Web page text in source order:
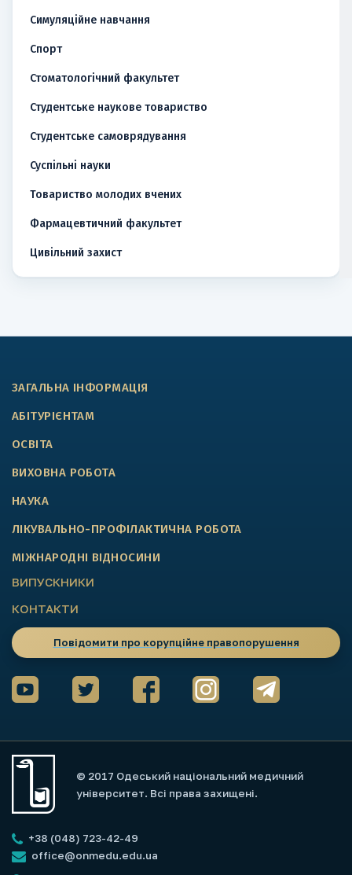
Симуляційне навчання
Спорт
Стоматологічний факультет
Студентське наукове товариство
Студентське самоврядування
Суспільні науки
Товариство молодих вчених
Фармацевтичний факультет
Цивільний захист
ЗАГАЛЬНА ІНФОРМАЦІЯ
АБІТУРІЄНТАМ
ОСВІТА
ВИХОВНА РОБОТА
НАУКА
ЛІКУВАЛЬНО-ПРОФІЛАКТИЧНА РОБОТА
МІЖНАРОДНІ ВІДНОСИНИ
ВИПУСКНИКИ
КОНТАКТИ
Повідомити про корупційне правопорушення
© 2017 Одеський національний медичний
університет. Всі права захищені.
+38 (048) 723-42-49
office@onmedu.edu.ua